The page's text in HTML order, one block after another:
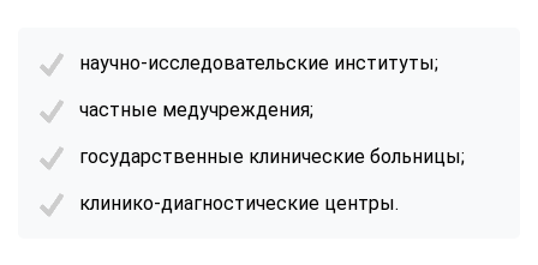
научно-исследовательские институты;
частные медучреждения;
государственные клинические больницы;
клинико-диагностические центры.